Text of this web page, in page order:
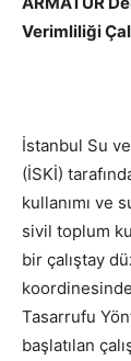
Verimliliği
İstanbul Su
(İSKİ)
kullanımı ve
sivil toplum
bir çalıştay
Tasarrufu
başlatılan